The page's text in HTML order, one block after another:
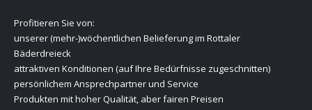
Profitieren Sie von:
unserer (mehr-)wöchentlichen Belieferung im Rottaler
Bäderdreieck
attraktiven Konditionen (auf Ihre Bedürfnisse zugeschnitten)
persönlichem Ansprechpartner und Service
Produkten mit hoher Qualität, aber fairen Preisen